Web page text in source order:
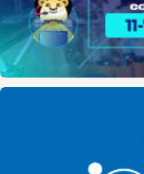
Pilar